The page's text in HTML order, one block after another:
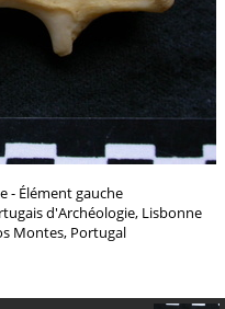
- Élément gauche
d'Archéologie, Lisbonne
Montes, Portugal